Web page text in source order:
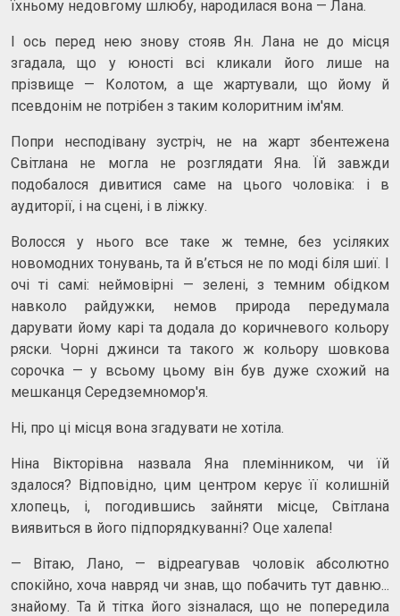
їхньому недовгому шлюбу, народилася вона — Лана.
І ось перед нею знову стояв Ян. Лана не до місця
згадала, що у юності всі кликали його лише на
прізвище — Колотом, а ще жартували, що йому й
псевдонім не потрібен з таким колоритним ім'ям.
Попри несподівану зустріч, не на жарт збентежена
Світлана не могла не розглядати Яна. Їй завжди
подобалося дивитися саме на цього чоловіка: і в
аудиторії, і на сцені, і в ліжку.
Волосся у нього все таке ж темне, без усіляких
новомодних тонувань, та й в’ється не по моді біля шиї. І
очі ті самі: неймовірні — зелені, з темним обідком
навколо райдужки, немов природа передумала
дарувати йому карі та додала до коричневого кольору
ряски. Чорні джинси та такого ж кольору шовкова
сорочка — у всьому цьому він був дуже схожий на
мешканця Середземномор'я.
Ні, про ці місця вона згадувати не хотіла.
Ніна Вікторівна назвала Яна племінником, чи їй
здалося? Відповідно, цим центром керує її колишній
хлопець, і, погодившись зайняти місце, Світлана
виявиться в його підпорядкуванні? Оце халепа!
— Вітаю, Лано, — відреагував чоловік абсолютно
спокійно, хоча навряд чи знав, що побачить тут давню...
знайому. Та й тітка його зізналася, що не попередила